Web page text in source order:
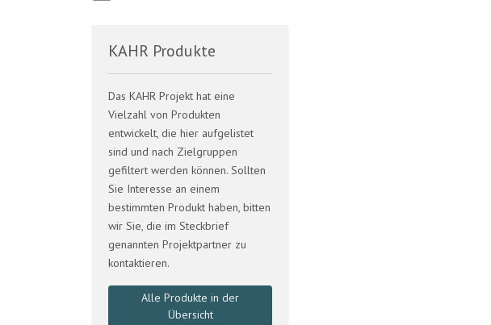
KAHR Produkte
Das KAHR Projekt hat eine
Vielzahl von Produkten
entwickelt, die hier aufgelistet
sind und nach Zielgruppen
gefiltert werden können. Sollten
Sie Interesse an einem
bestimmten Produkt haben, bitten
wir Sie, die im Steckbrief
genannten Projektpartner zu
kontaktieren.
Alle Produkte in der
Übersicht